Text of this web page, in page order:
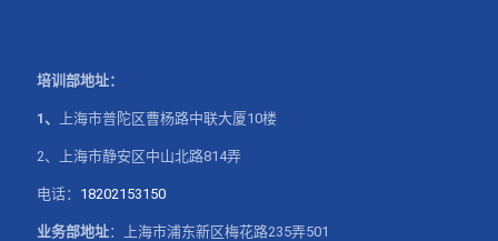
培训部地址：
1、 上海市普陀区曹杨路中联大厦10楼
2、上海市静安区中山北路814弄
电话： 18202153150
业务部地址：上海市浦东新区梅花路235弄501